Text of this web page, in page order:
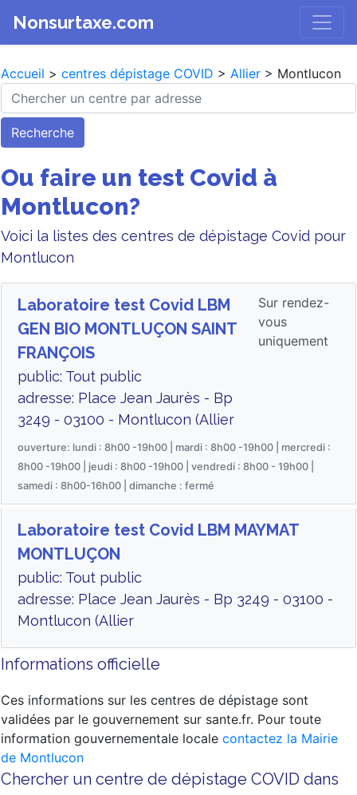
Nonsurtaxe.com
Accueil > centres dépistage COVID > Allier > Montlucon
Recherche
Ou faire un test Covid à
Montlucon?
Voici la listes des centres de dépistage Covid pour
Montlucon
Laboratoire test Covid LBM
GEN BIO MONTLUÇON SAINT
FRANÇOIS
public: Tout public
adresse: Place Jean Jaurès - Bp
3249 - 03100 - Montlucon (Allier
Sur rendez-
vous
uniquement
ouverture: lundi : 8h00 -19h00 | mardi : 8h00 -19h00 | mercredi :
8h00 -19h00 | jeudi : 8h00 -19h00 | vendredi : 8h00 - 19h00 |
samedi : 8h00-16h00 | dimanche : fermé
Laboratoire test Covid LBM MAYMAT
MONTLUÇON
public: Tout public
adresse: Place Jean Jaurès - Bp 3249 - 03100 -
Montlucon (Allier
Informations officielle
Ces informations sur les centres de dépistage sont
validées par le gouvernement sur sante.fr. Pour toute
information gouvernementale locale contactez la Mairie
de Montlucon
Chercher un centre de dépistage COVID dans